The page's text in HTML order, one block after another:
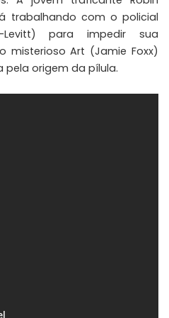
trabalhando com o policial
Levitt) para impedir sua
misterioso Art (Jamie Foxx)
pela origem da pílula.